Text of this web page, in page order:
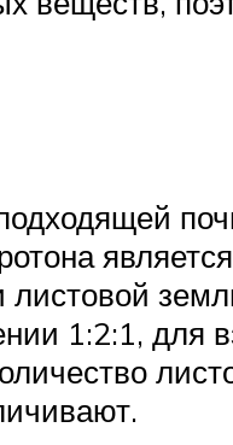
листовой
1:2:1, для